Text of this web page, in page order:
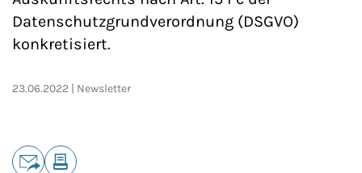
Datenschutzgrundverordnung (DSGVO)
konkretisiert.
23.06.2022 Newsletter
Teilen